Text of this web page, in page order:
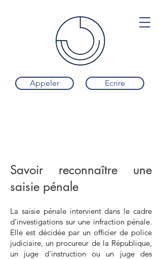
Appeler Ecrire
Savoir reconnaître une
saisie pénale
La saisie pénale intervient dans le cadre
d'investigations sur une infraction pénale.
Elle est décidée par un officier de police
judiciaire, un procureur de la République,
un juge d'instruction ou un juge des